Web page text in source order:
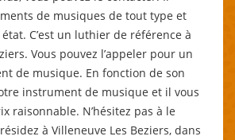
de musiques de tout type et
C’est un luthier de référence à
Vous pouvez l’appeler pour un
de musique. En fonction de son
instrument de musique et il vous
raisonnable. N’hésitez pas à le
à Villeneuve Les Beziers, dans